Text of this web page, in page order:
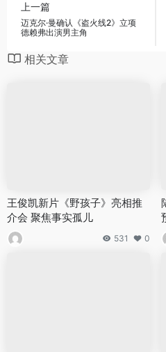
上一篇
迈克尔·曼确认《盗火线2》立项
德赖弗出演男主角
相关文章
王俊凯新片《野孩子》亮相推
介会 聚焦事实孤儿
531 0